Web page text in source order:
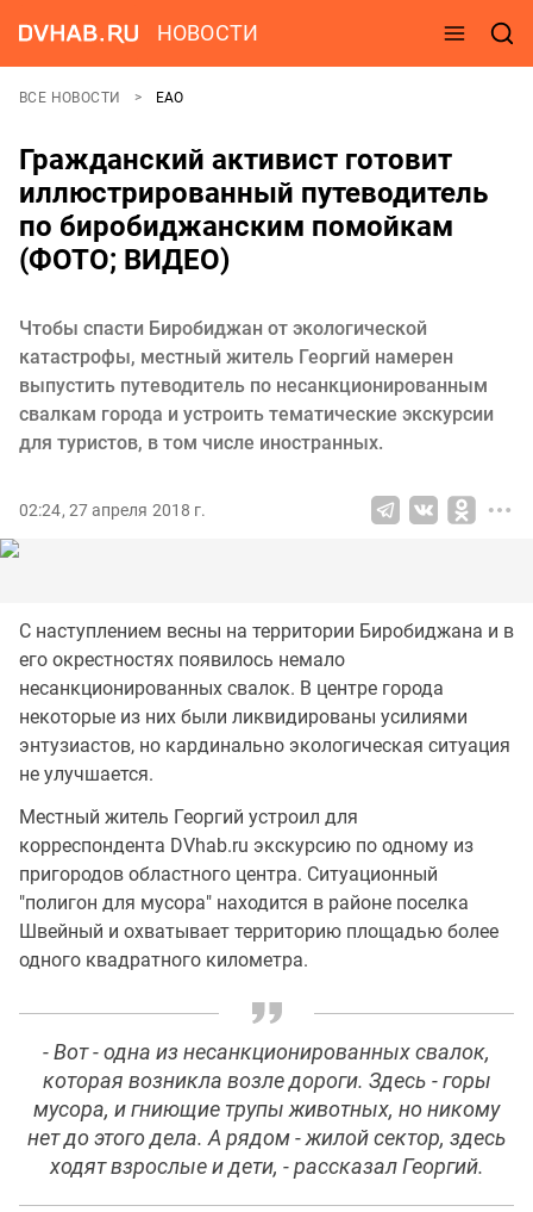
НОВОСТИ
ВСЕ НОВОСТИ ЕАО
Гражданский активист готовит
иллюстрированный путеводитель
по биробиджанским помойкам
(ФОТО; ВИДЕО)
Чтобы спасти Биробиджан от экологической
катастрофы, местный житель Георгий намерен
выпустить путеводитель по несанкционированным
свалкам города и устроить тематические экскурсии
для туристов, в том числе иностранных.
02:24, 27 апреля 2018 г.
С наступлением весны на территории Биробиджана и в
его окрестностях появилось немало
несанкционированных свалок. В центре города
некоторые из них были ликвидированы усилиями
энтузиастов, но кардинально экологическая ситуация
не улучшается.
Местный житель Георгий устроил для
корреспондента DVhab.ru экскурсию по одному из
пригородов областного центра. Ситуационный
"полигон для мусора" находится в районе поселка
Швейный и охватывает территорию площадью более
одного квадратного километра.
- Вот - одна из несанкционированных свалок,
которая возникла возле дороги. Здесь - горы
мусора, и гниющие трупы животных, но никому
нет до этого дела. А рядом - жилой сектор, здесь
ходят взрослые и дети, - рассказал Георгий.